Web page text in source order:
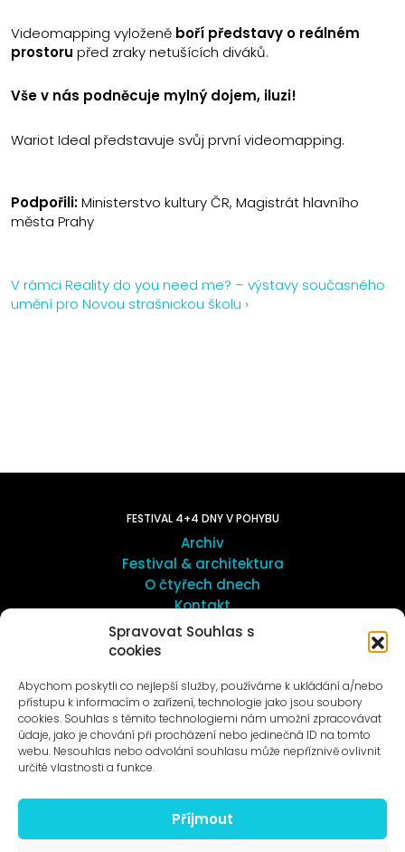
Spravovat Souhlas s
cookies
Abychom poskytli co nejlepší služby, používáme k ukládání a/nebo
přístupu k informacím o zařízení, technologie jako jsou soubory
cookies. Souhlas s těmito technologiemi nám umožní zpracovávat
údaje, jako je chování při procházení nebo jedinečná ID na tomto
webu. Nesouhlas nebo odvolání souhlasu může nepříznivě ovlivnit
určité vlastnosti a funkce.
Příjmout
Videomapping vyloženě boří představy o reálném
prostoru před zraky netušících diváků.
Vše v nás podněcuje mylný dojem, iluzi!
Wariot Ideal představuje svůj první videomapping.
Podpořili:Ministerstvo kultury ČR, Magistrát hlavního
města Prahy
V rámci Reality do you need me? – výstavy současného
umění pro Novou strašnickou školu ›
FESTIVAL 4+4 DNY V POHYBU
Archiv
Festival & architektura
O čtyřech dnech
Kontakt
O umění v Motole
Novinky na e-mail